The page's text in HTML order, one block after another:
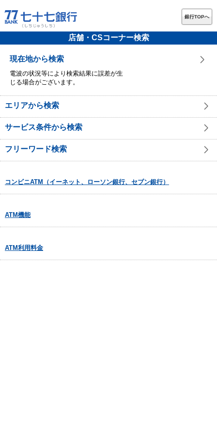
銀行TOPへ
店舗・CSコーナー検索
現在地から検索
電波の状況等により検索結果に誤差が生
じる場合がございます。
エリアから検索
サービス条件から検索
フリーワード検索
コンビニATM（イーネット、ローソン銀行、セブン銀行）
ATM機能
ATM利用料金